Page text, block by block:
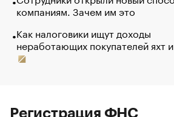
компаниям. Зачем им это
Как налоговики ищут доходы
неработающих покупателей яхт
Регистрация ФНС